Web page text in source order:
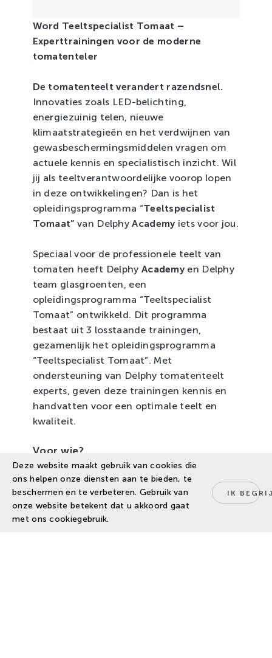
Word Teeltspecialist Tomaat –
Experttrainingen voor de moderne
tomatenteler
De tomatenteelt verandert razendsnel.
Innovaties zoals LED-belichting,
energiezuinig telen, nieuwe
klimaatstrategieën en het verdwijnen van
gewasbeschermingsmiddelen vragen om
actuele kennis en specialistisch inzicht. Wil
jij als teeltverantwoordelijke voorop lopen
in deze ontwikkelingen? Dan is het
opleidingsprogramma “Teeltspecialist
Tomaat” van DelphyAcademy iets voor jou.
Speciaal voor de professionele teelt van
tomaten heeft Delphy Academyen Delphy
team glasgroenten, een
opleidingsprogramma “Teeltspecialist
Tomaat” ontwikkeld. Dit programma
bestaat uit 3 losstaande trainingen,
gezamenlijk het opleidingsprogramma
“Teeltspecialist Tomaat”. Met
ondersteuning van Delphy tomatenteelt
experts, geven deze trainingen kennis en
handvatten voor een optimale teelt en
kwaliteit.
Voor wie?
Deze training is speciaal ontwikkeld voor:
Bedrijfsleiders in de tomatenteelt.
Teeltchefs en teeltmedewerkers met
Deze website maakt gebruik van cookies die
ons helpen onze diensten aan te bieden, te
beschermen en te verbeteren. Gebruik van
onze website betekent dat u akkoord gaat
met ons cookiegebruik.
IK